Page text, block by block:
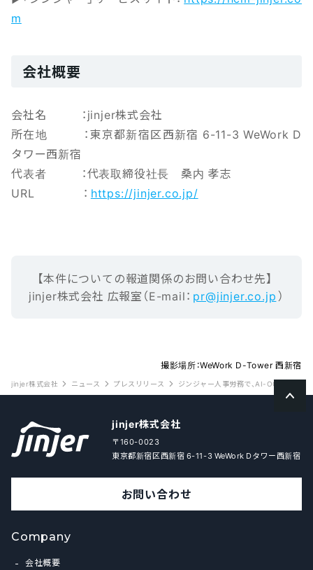
m
会社概要
会社名 ：jinjer株式会社
所在地 ：東京都新宿区西新宿 6-11-3 WeWork D
タワー西新宿
代表者 ：代表取締役社長 桑内 孝志
URL ： https://jinjer.co.jp/
【本‌件‌に‌つ‌い‌ての報‌道‌関‌係‌の‌お‌問‌い‌合‌わ‌せ先】‌ ‌
jinjer株式会社 広報室（E-mail‌：‌ pr@jinjer.co.jp）
jinjer株式会社 ニュース プレスリリース ジンジャー人事労務で、AI-OCRを用い
撮影場所：WeWork D-Tower 西新宿
jinjer株式会社
〒160-0023
東京都新宿区西新宿 6-11-3 WeWork Dタワー西新宿
お問い合わせ
Company
会社概要